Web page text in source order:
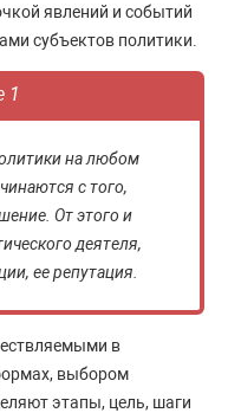
явлений и событий
субъектов политики.
1
на любом
с того,
От этого и
деятеля,
ее репутация.
в
выбором
этапы, цель, шаги